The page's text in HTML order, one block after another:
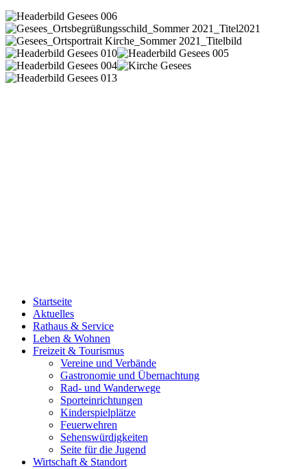
Startseite
Aktuelles
Rathaus & Service
Leben & Wohnen
Freizeit & Tourismus
Vereine und Verbände
Gastronomie und Übernachtung
Rad- und Wanderwege
Sporteinrichtungen
Kinderspielplätze
Feuerwehren
Sehenswürdigkeiten
Seite für die Jugend
Wirtschaft & Standort